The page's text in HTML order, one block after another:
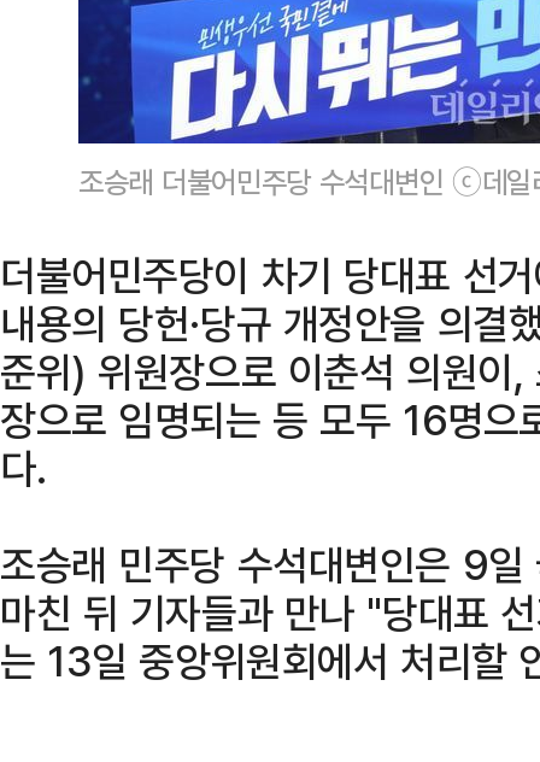
조승래 더불어민주당 수석대변인 ⓒ데
더불어민주당이 차기 당대표 선
내용의 당헌·당규 개정안을 의결
준위) 위원장으로 이춘석 의원이,
장으로 임명되는 등 모두 16명으
다.
조승래 민주당 수석대변인은 9
마친 뒤 기자들과 만나 "당대표
는 13일 중앙위원회에서 처리할